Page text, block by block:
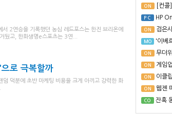
2연승을 기록했던 농심 레드포스는 한진 브리온에
뒀고, 한화생명e스포츠는 3연...
로 극복할까
덕분에 초반 마케팅 비용을 크게 아끼고 강력한 화
ON [컨
PC HP
ON 검은
MO '이베
ON 무더
ON 게임
ON 이클
ON 웹젠
CO 잔혹